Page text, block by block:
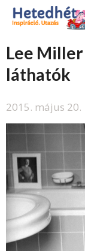
Lee
láthatók
2015. május 20.